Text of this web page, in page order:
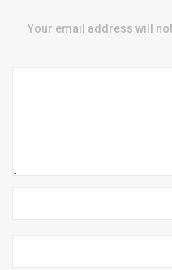
Your email address will